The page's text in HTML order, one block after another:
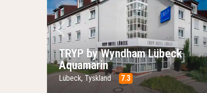
Forrige billede
TRYP by Wyndham Lübeck
Aquamarin
Lübeck, Tyskland 7.3